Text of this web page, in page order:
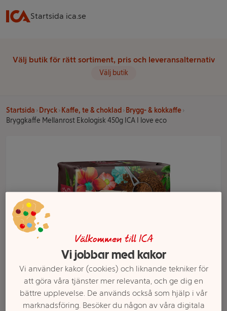
Startsida ica.se
Välj butik för rätt sortiment, pris och leveransalternativ
Välj butik
Startsida Dryck Kaffe, te & choklad
Brygg- & kokkaffe
Bryggkaffe Mellanrost Ekologisk 450g ICA I love eco
Välkommen till ICA
Vi jobbar med kakor
Vi använder kakor (cookies) och liknande tekniker för
att göra våra tjänster mer relevanta, och ge dig en
bättre upplevelse. De används också som hjälp i vår
marknadsföring. Besöker du någon av våra digitala